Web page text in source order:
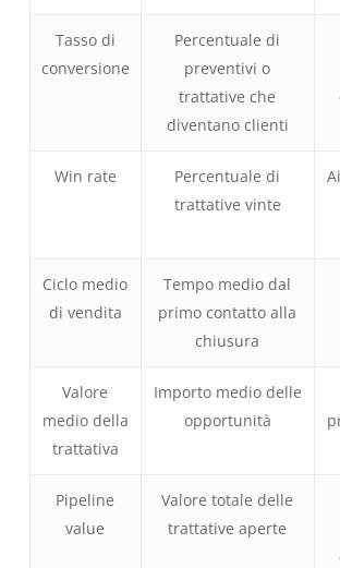
Tasso di
conversione
Percentuale di
preventivi o
trattative che
diventano clienti
Win rate
Percentuale di
trattative vinte
Ciclo medio
di vendita
Tempo medio dal
primo contatto alla
chiusura
Valore
medio della
trattativa
Importo medio delle
opportunità
Pipeline
value
Valore totale delle
trattative aperte